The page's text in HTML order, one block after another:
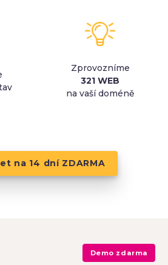
Zprovozníme
321 WEB
na vaší doméně
na 14 dní ZDARMA
Demo zdarma